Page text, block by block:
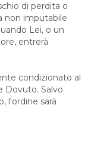
di perdita o
non imputabile
Lei, o un
entrerà
condizionato al
Dovuto. Salvo
l'ordine sarà